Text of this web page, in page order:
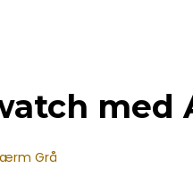
med
Grå